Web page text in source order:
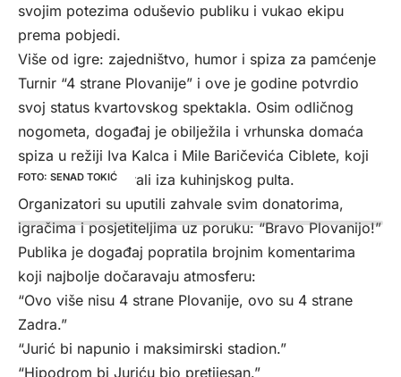
SENAD TOKIĆ
svojim potezima oduševio publiku i vukao ekipu
prema pobjedi.
Više od igre: zajedništvo, humor i spiza za pamćenje
Turnir “4 strane Plovanije” i ove je godine potvrdio
svoj status kvartovskog spektakla. Osim odličnog
nogometa, događaj je obilježila i vrhunska domaća
spiza u režiji Iva Kalca i Mile Baričevića Ciblete, koji
su ponovno briljirali iza kuhinjskog pulta.
Organizatori su uputili zahvale svim donatorima,
igračima i posjetiteljima uz poruku: “Bravo Plovanijo!”
Publika je događaj popratila brojnim komentarima
koji najbolje dočaravaju atmosferu:
“Ovo više nisu 4 strane Plovanije, ovo su 4 strane
Zadra.”
“Jurić bi napunio i maksimirski stadion.”
“Hipodrom bi Juriću bio pretijesan.”